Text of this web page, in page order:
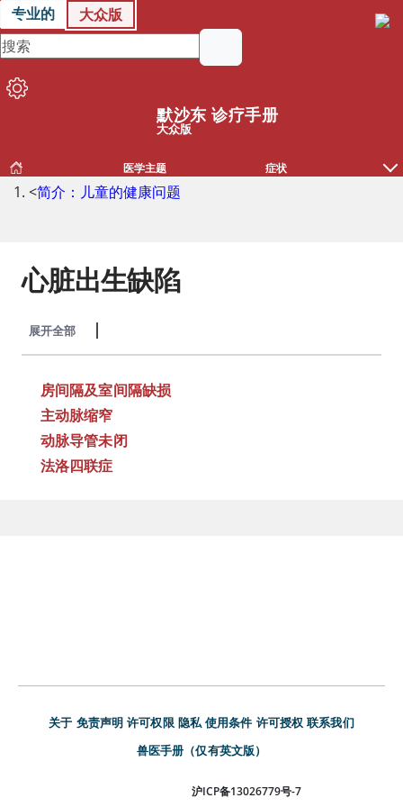
专业的 大众版
默沙东 诊疗手册
大众版
医学主题 症状
<简介：儿童的健康问题
心脏出生缺陷
展开全部
房间隔及室间隔缺损
主动脉缩窄
动脉导管未闭
法洛四联症
关于 免责声明 许可权限 隐私 使用条件 许可授权 联系我们
兽医手册（仅有英文版）
沪ICP备13026779号-7